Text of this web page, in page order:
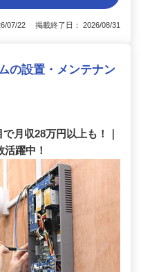
07/22 掲載終了日： 2026/08/31
の設置・メンテナン
月収28万円以上も！｜
躍中！